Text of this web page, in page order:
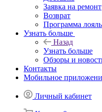
Заявка на ремонт
Возврат
Программа
Узнать больше
Назад
Узнать больше
Обзоры и
Контакты
Мобильное
Личный кабинет